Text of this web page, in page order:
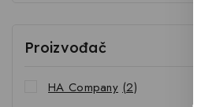
Proizvođač
HA Company (2)